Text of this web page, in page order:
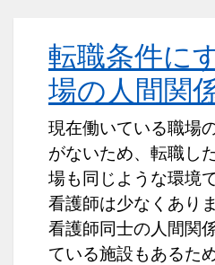
転職条件に
場の人間関
現在働いている職場
がないため、転職し
場も同じような環境
看護師は少なくあり
看護師同士の人間関
ている施設もあるた